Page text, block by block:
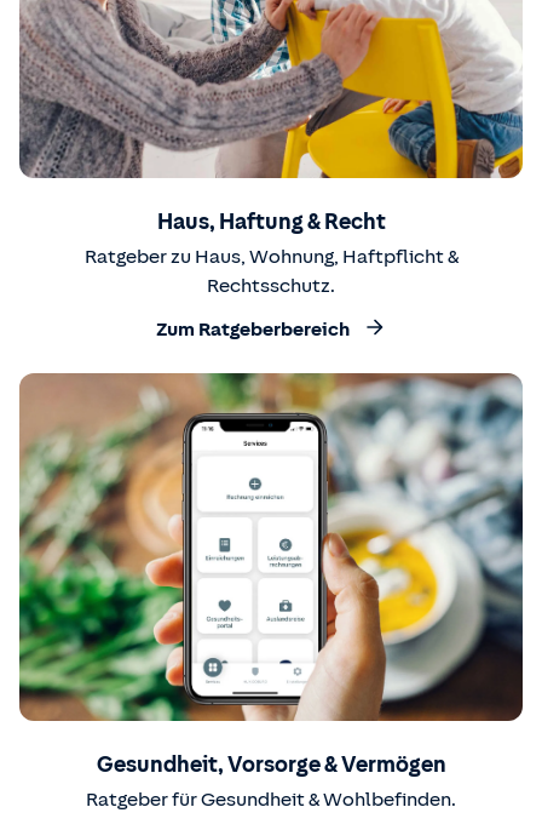
Haus, Haftung & Recht
Ratgeber zu Haus, Wohnung, Haftpflicht &
Rechtsschutz.
Zum Ratgeberbereich
Gesundheit, Vorsorge & Vermögen
Ratgeber für Gesundheit & Wohlbefinden.